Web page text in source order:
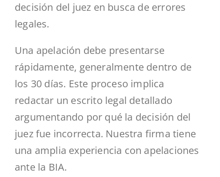
decisión del juez en busca de errores
legales.
Una apelación debe presentarse
rápidamente, generalmente dentro de
los 30 días. Este proceso implica
redactar un escrito legal detallado
argumentando por qué la decisión del
juez fue incorrecta. Nuestra firma tiene
una amplia experiencia con apelaciones
ante la BIA.